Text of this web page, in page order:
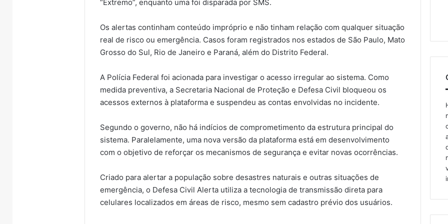
“Extremo”, enquanto uma foi disparada por SMS.
Os alertas continham conteúdo impróprio e não tinham relação com qualquer situação
real de risco ou emergência. Casos foram registrados nos estados de São Paulo, Mato
Grosso do Sul, Rio de Janeiro e Paraná, além do Distrito Federal.
A Polícia Federal foi acionada para investigar o acesso irregular ao sistema. Como
medida preventiva, a Secretaria Nacional de Proteção e Defesa Civil bloqueou os
acessos externos à plataforma e suspendeu as contas envolvidas no incidente.
Segundo o governo, não há indícios de comprometimento da estrutura principal do
sistema. Paralelamente, uma nova versão da plataforma está em desenvolvimento
com o objetivo de reforçar os mecanismos de segurança e evitar novas ocorrências.
Criado para alertar a população sobre desastres naturais e outras situações de
emergência, o Defesa Civil Alerta utiliza a tecnologia de transmissão direta para
celulares localizados em áreas de risco, mesmo sem cadastro prévio dos usuários.